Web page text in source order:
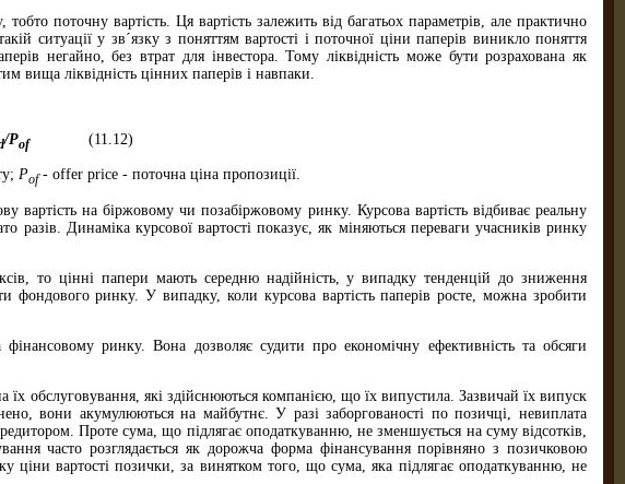
поточну вартість. Ця вартість залежить від багатьох параметрів, але практично
ситуації у зв´язку з поняттям вартості і поточної ціни паперів виникло поняття
негайно, без втрат для інвестора. Тому ліквідність може бути розрахована як
ліквідність цінних паперів і навпаки.
/Рof (11.12)
Pof- offer price - поточна ціна пропозиції.
вартість на біржовому чи позабіржовому ринку. Курсова вартість відбиває реальну
разів. Динаміка курсової вартості показує, як міняються переваги учасників ринку
то цінні папери мають середню надійність, у випадку тенденцій до зниження
фондового ринку. У випадку, коли курсова вартість паперів росте, можна зробити
ринку. Вона дозволяє судити про економічну ефективність та обсяги
їх обслуговування, які здійснюються компанією, що їх випустила. Зазвичай їх випуск
вони акумулюються на майбутнє. У разі заборгованості по позичці, невиплата
Проте сума, що підлягає оподаткуванню, не зменшується на суму відсотків,
часто розглядається як дорожча форма фінансування порівняно з позичковою
ціни вартості позички, за винятком того, що сума, яка підлягає оподаткуванню, не